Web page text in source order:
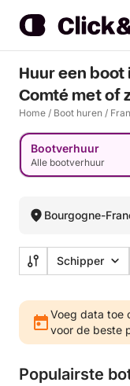
Huur een boot
Comté met of
Home / Boot huren /
Bootverhuur
Alle bootverhuur
Bourgogne-
Schipper
Voeg data toe
voor de beste
Populairste